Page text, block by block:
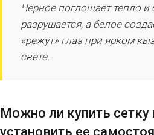
Черное поглощает тепло и
разрушается, а белое
«режут» глаз при ярком
свете.
Можно ли купить сетку
установить ее